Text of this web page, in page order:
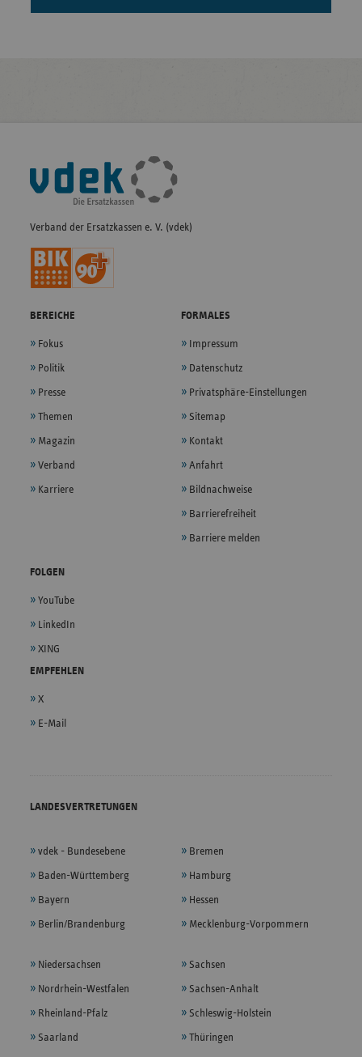
Fußleisten-
Navigation
Verband der Ersatzkassen e. V. (vdek)
BEREICHE
Fokus
Politik
Presse
Themen
Magazin
Verband
Karriere
FORMALES
Impressum
Datenschutz
Privatsphäre-Einstellungen
Sitemap
Kontakt
Anfahrt
Bildnachweise
Barrierefreiheit
Barriere melden
FOLGEN
YouTube
LinkedIn
XING
EMPFEHLEN
X
E-Mail
LANDESVERTRETUNGEN
vdek - Bundesebene
Baden-Württemberg
Bayern
Berlin/Brandenburg
Bremen
Hamburg
Hessen
Mecklenburg-Vorpommern
Niedersachsen
Nordrhein-Westfalen
Rheinland-Pfalz
Saarland
Sachsen
Sachsen-Anhalt
Schleswig-Holstein
Thüringen